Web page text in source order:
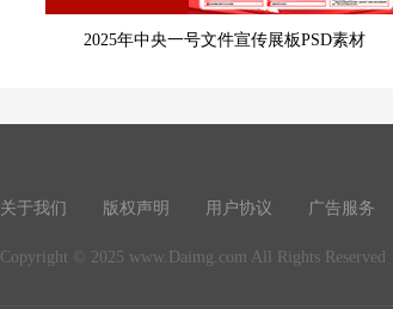
2025年中央一号文件宣传展板PSD素材
关于我们 版权声明 用户协议 广告服务
Copyright © 2025 www.Daimg.com All Rights Reserved